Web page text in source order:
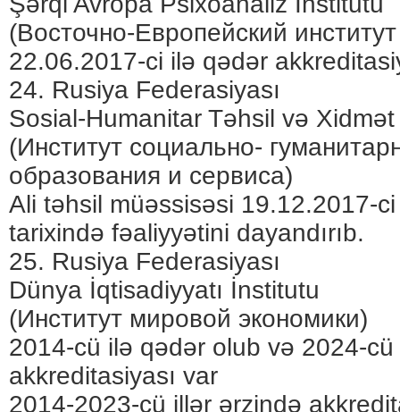
(Восточно-Европейский
22.06.2017-ci ilə qədər
24. Rusiya Federasiyası
Sosial-Humanitar Təhsil və
(Институт социально-
образования и сервиса)
Ali təhsil müəssisəsi 19.12.2017-
tarixində fəaliyyətini dayandırıb.
25. Rusiya Federasiyası
Dünya İqtisadiyyatı İnstitutu
(Институт мировой экономики)
2014-cü ilə qədər olub və 2024-
akkreditasiyası var
2014-2023-cü illər ərzində